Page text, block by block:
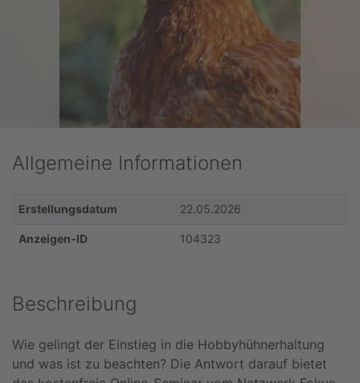
Allgemeine Informationen
Erstellungsdatum 22.05.2026
Anzeigen-ID 104323
Beschreibung
Wie gelingt der Einstieg in die Hobbyhühnerhaltung
und was ist zu beachten? Die Antwort darauf bietet